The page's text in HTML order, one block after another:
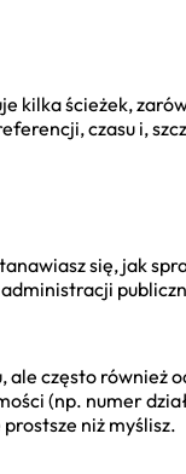
kilka ścieżek,
czasu i,
się, jak
często również
(np. numer
niż myślisz.